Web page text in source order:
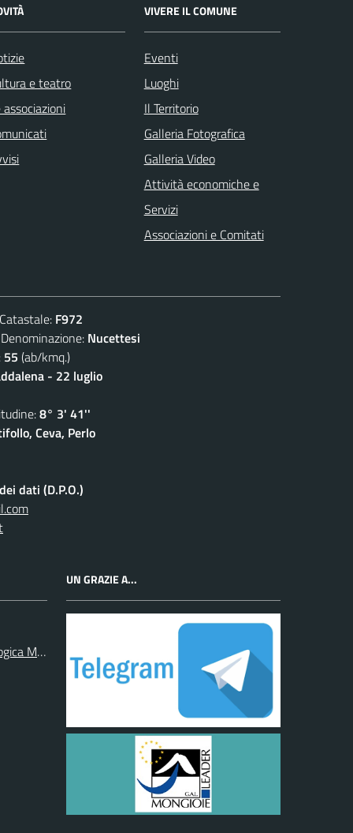
e teatro
associazioni
VIVERE IL COMUNE
Eventi
Luoghi
Il Territorio
Galleria Fotografica
Galleria Video
Attività economiche e
Servizi
Associazioni e Comitati
F972
Nucettesi
55 (ab/kmq.)
- 22 luglio
8° 3' 41''
Ceva, Perlo
dati (D.P.O.)
Monregalese
UN GRAZIE A...